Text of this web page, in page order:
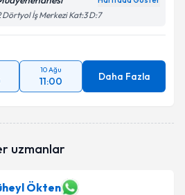
İş Merkezi Kat:3 D:7
10 Ağu
11:00 Daha Fazla
uzmanlar
Ökten